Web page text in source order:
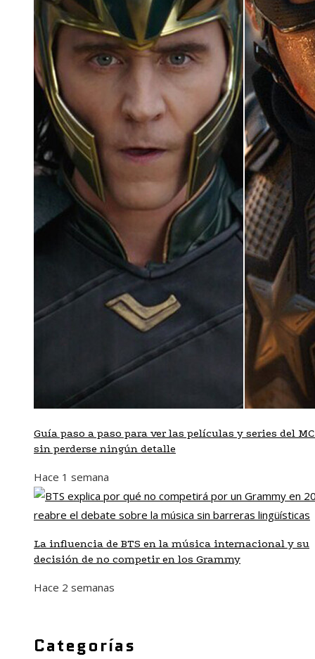
Guía paso a paso para ver las películas y series del
sin perderse ningún detalle
Hace 1 semana
La influencia de BTS en la música internacional y su
decisión de no competir en los Grammy
Hace 2 semanas
Categorías